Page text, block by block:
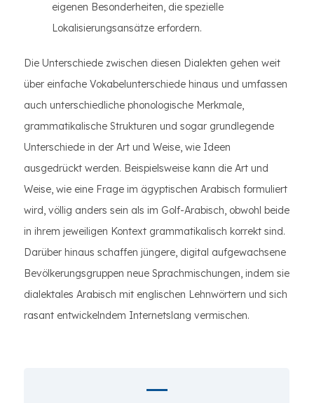
eigenen Besonderheiten, die spezielle
Lokalisierungsansätze erfordern.
Die Unterschiede zwischen diesen Dialekten gehen weit
über einfache Vokabelunterschiede hinaus und umfassen
auch unterschiedliche phonologische Merkmale,
grammatikalische Strukturen und sogar grundlegende
Unterschiede in der Art und Weise, wie Ideen
ausgedrückt werden. Beispielsweise kann die Art und
Weise, wie eine Frage im ägyptischen Arabisch formuliert
wird, völlig anders sein als im Golf-Arabisch, obwohl beide
in ihrem jeweiligen Kontext grammatikalisch korrekt sind.
Darüber hinaus schaffen jüngere, digital aufgewachsene
Bevölkerungsgruppen neue Sprachmischungen, indem sie
dialektales Arabisch mit englischen Lehnwörtern und sich
rasant entwickelndem Internetslang vermischen.